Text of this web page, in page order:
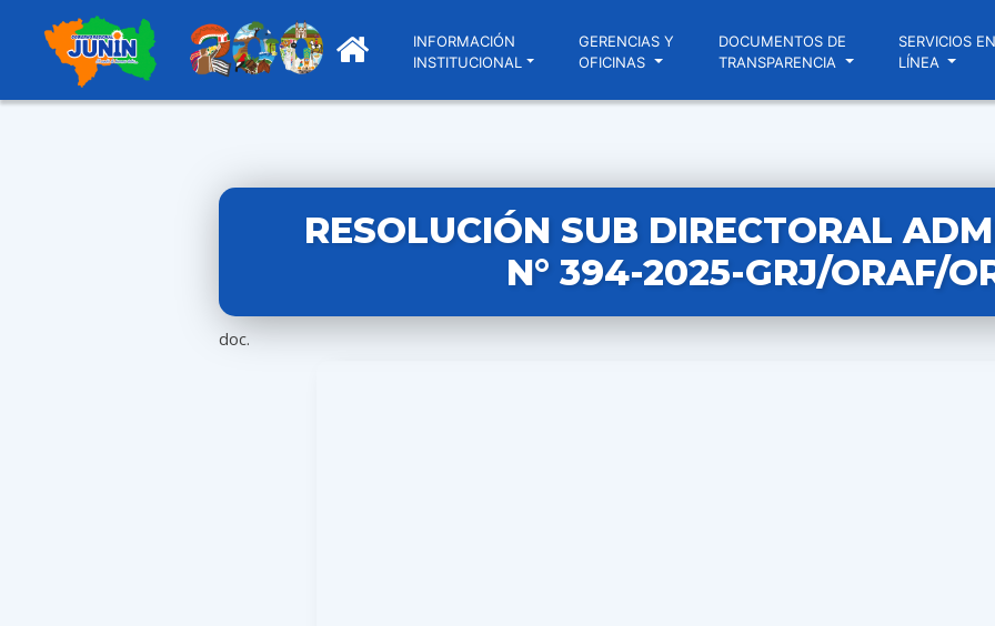
INFORMACIÓN
INSTITUCIONAL
GERENCIAS Y
OFICINAS
DOCUMENTOS DE
TRANSPARENCIA
SERVICIOS EN
LÍNEA
RESOLUCIÓN SUB DIRECTORAL
N° 394-2025-GRJ/ORAF/
doc.